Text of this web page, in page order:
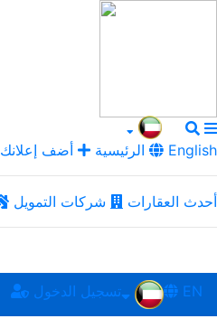
الرئيسية أضف إعلانك English
أحدث العقارات شركات التمويل
تسجيل الدخول EN